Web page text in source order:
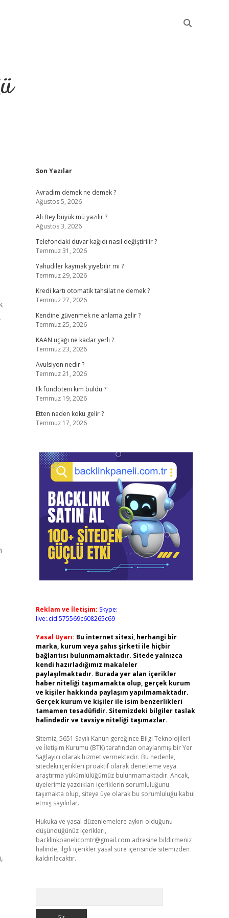
Sidebar
Son Yazılar
Avradım demek ne demek ?
Ağustos 5, 2026
Ali Bey büyük mü yazılır ?
Ağustos 3, 2026
Telefondaki duvar kağıdı nasıl değiştirilir ?
Temmuz 31, 2026
Yahudiler kaymak yiyebilir mi ?
Temmuz 29, 2026
Kredi kartı otomatik tahsilat ne demek ?
Temmuz 27, 2026
Kendine güvenmek ne anlama gelir ?
Temmuz 25, 2026
KAAN uçağı ne kadar yerli ?
Temmuz 23, 2026
Avulsiyon nedir ?
Temmuz 21, 2026
İlk fondöteni kim buldu ?
Temmuz 19, 2026
Etten neden koku gelir ?
Temmuz 17, 2026
Reklam ve İletişim: Skype:
live:.cid.575569c608265c69
Yasal Uyarı: Bu internet sitesi, herhangi bir
marka, kurum veya şahıs şirketi ile hiçbir
bağlantısı bulunmamaktadır. Sitede yalnızca
kendi hazırladığımız makaleler
paylaşılmaktadır. Burada yer alan içerikler
haber niteliği taşımamakta olup, gerçek kurum
ve kişiler hakkında paylaşım yapılmamaktadır.
Gerçek kurum ve kişiler ile isim benzerlikleri
tamamen tesadüfidir. Sitemizdeki bilgiler taslak
halindedir ve tavsiye niteliği taşımazlar.
Sitemiz, 5651 Sayılı Kanun gereğince Bilgi Teknolojileri
ve İletişim Kurumu (BTK) tarafından onaylanmış bir Yer
Sağlayıcı olarak hizmet vermektedir. Bu nedenle,
sitedeki içerikleri proaktif olarak denetleme veya
araştırma yükümlülüğümüz bulunmamaktadır. Ancak,
üyelerimiz yazdıkları içeriklerin sorumluluğunu
taşımakta olup, siteye üye olarak bu sorumluluğu kabul
etmiş sayılırlar.
Hukuka ve yasal düzenlemelere aykırı olduğunu
düşündüğünüz içerikleri,
backlinkpanelicomtr@gmail.com adresine bildirmeniz
halinde, ilgili içerikler yasal süre içerisinde sitemizden
kaldırılacaktır.